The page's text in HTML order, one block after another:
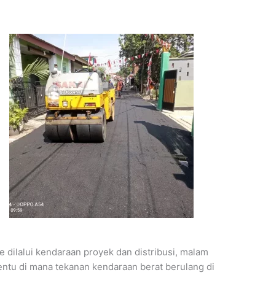
dilalui kendaraan proyek dan distribusi, malam
di mana tekanan kendaraan berat berulang di